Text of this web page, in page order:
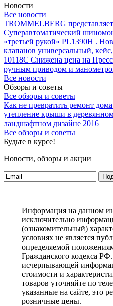
Новости
Все новости
TROMMELBERG
Суперавтоматический
«третьей рукой» PL1390H .
клапанов универсальный,
10118C Снижена цена на
ручным приводом и
Все новости
Обзоры и советы
Все обзоры и советы
Как не превратить ремонт
утепление крыши в
ландшафтном дизайне 2016
Все обзоры и советы
Будьте в курсе!
Новости, обзоры и акции
Информация на данном
исключительно
(ознакомительный)
условиях не является
определяемой
Гражданского кодекса
исчерпывающей
стоимости и
товаров уточняйте по
указанные на сайте, это
розничные цены.